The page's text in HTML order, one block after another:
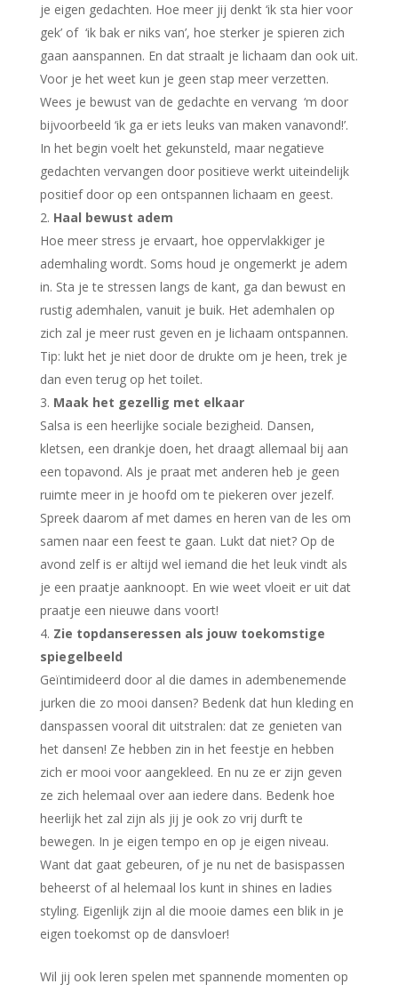
je eigen gedachten. Hoe meer jij denkt ‘ik sta hier voor
gek’ of ‘ik bak er niks van’, hoe sterker je spieren zich
gaan aanspannen. En dat straalt je lichaam dan ook uit.
Voor je het weet kun je geen stap meer verzetten.
Wees je bewust van de gedachte en vervang ‘m door
bijvoorbeeld ‘ik ga er iets leuks van maken vanavond!’.
In het begin voelt het gekunsteld, maar negatieve
gedachten vervangen door positieve werkt uiteindelijk
positief door op een ontspannen lichaam en geest.
Haal bewust adem
Hoe meer stress je ervaart, hoe oppervlakkiger je
ademhaling wordt. Soms houd je ongemerkt je adem
in. Sta je te stressen langs de kant, ga dan bewust en
rustig ademhalen, vanuit je buik. Het ademhalen op
zich zal je meer rust geven en je lichaam ontspannen.
Tip: lukt het je niet door de drukte om je heen, trek je
dan even terug op het toilet.
Maak het gezellig met elkaar
Salsa is een heerlijke sociale bezigheid. Dansen,
kletsen, een drankje doen, het draagt allemaal bij aan
een topavond. Als je praat met anderen heb je geen
ruimte meer in je hoofd om te piekeren over jezelf.
Spreek daarom af met dames en heren van de les om
samen naar een feest te gaan. Lukt dat niet? Op de
avond zelf is er altijd wel iemand die het leuk vindt als
je een praatje aanknoopt. En wie weet vloeit er uit dat
praatje een nieuwe dans voort!
Zie topdanseressen als jouw toekomstige
spiegelbeeld
Geïntimideerd door al die dames in adembenemende
jurken die zo mooi dansen? Bedenk dat hun kleding en
danspassen vooral dit uitstralen: dat ze genieten van
het dansen! Ze hebben zin in het feestje en hebben
zich er mooi voor aangekleed. En nu ze er zijn geven
ze zich helemaal over aan iedere dans. Bedenk hoe
heerlijk het zal zijn als jij je ook zo vrij durft te
bewegen. In je eigen tempo en op je eigen niveau.
Want dat gaat gebeuren, of je nu net de basispassen
beheerst of al helemaal los kunt in shines en ladies
styling. Eigenlijk zijn al die mooie dames een blik in je
eigen toekomst op de dansvloer!
Wil jij ook leren spelen met spannende momenten op